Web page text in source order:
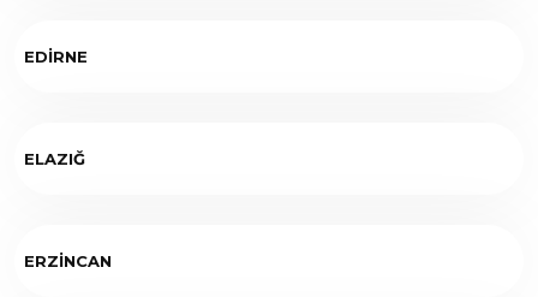
EDİRNE
ELAZIĞ
ERZİNCAN